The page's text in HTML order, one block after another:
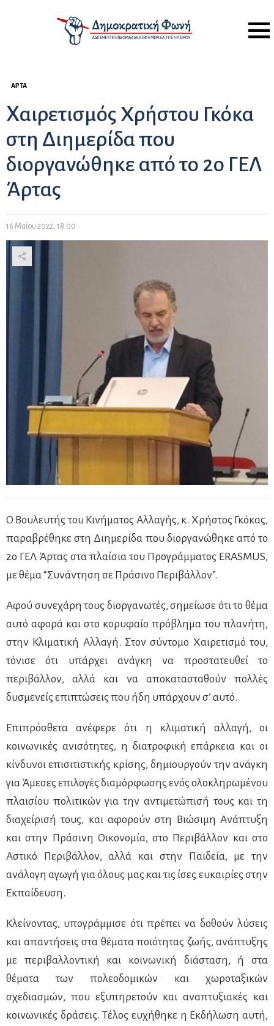
Menu
ΆΡΤΑ
Xαιρετισμός Χρήστου Γκόκα
στη Διημερίδα που
διοργανώθηκε από το 2ο ΓΕΛ
Άρτας
16 Μαΐου 2022, 18:00
Ο Βουλευτής του Κινήματος Αλλαγής, κ. Χρήστος Γκόκας,
παραβρέθηκε στη Διημερίδα που διοργανώθηκε από το
2ο ΓΕΛ Άρτας στα πλαίσια του Προγράμματος ERASMUS,
με θέμα “Συνάντηση σε Πράσινο Περιβάλλον”.
Αφού συνεχάρη τους διοργανωτές, σημείωσε ότι το θέμα
αυτό αφορά και στο κορυφαίο πρόβλημα του πλανήτη,
στην Κλιματική Αλλαγή. Στον σύντομο Χαιρετισμό του,
τόνισε ότι υπάρχει ανάγκη να προστατευθεί το
περιβάλλον, αλλά και να αποκατασταθούν πολλές
δυσμενείς επιπτώσεις που ήδη υπάρχουν σ’ αυτό.
Επιπρόσθετα ανέφερε ότι η κλιματική αλλαγή, οι
κοινωνικές ανισότητες, η διατροφική επάρκεια και οι
κίνδυνοι επισιτιστικής κρίσης, δημιουργούν την ανάγκη
για Άμεσες επιλογές διαμόρφωσης ενός ολοκληρωμένου
πλαισίου πολιτικών για την αντιμετώπισή τους και τη
διαχείρισή τους, και αφορούν στη Βιώσιμη Ανάπτυξη
και στην Πράσινη Οικονομία, στο Περιβάλλον και στο
Αστικό Περιβάλλον, αλλά και στην Παιδεία, με την
ανάλογη αγωγή για όλους μας και τις ίσες ευκαιρίες στην
Εκπαίδευση.
Κλείνοντας, υπογράμμισε ότι πρέπει να δοθούν λύσεις
και απαντήσεις στα θέματα ποιότητας ζωής, ανάπτυξης
με περιβαλλοντική και κοινωνική διάσταση, ή στα
θέματα των πολεοδομικών και χωροταξικών
σχεδιασμών, που εξυπηρετούν και αναπτυξιακές και
κοινωνικές δράσεις. Τέλος ευχήθηκε η Εκδήλωση αυτή,